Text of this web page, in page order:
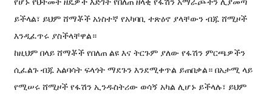
ይችላል፣ ይህም ሸማቾች አነስተኛ የአካባቢ ተጽዕኖ ያላቸውን ብጁ ሸሚዞች
እንዲፈጥሩ ያስችላቸዋል።
ከዚህም በላይ ሸማቾች የበለጠ ልዩ እና ትርጉም ያለው የፋሽን ምርጫዎችን
ሲፈልጉ ብጁ አልባሳት ፍላጎት ማደጉን እንደሚቀጥል ይጠበቃል። በአታሚ ላይ
የሚሠሩ ሸሚዞች የፋሽን ኢንዱስትሪው ወሳኝ አካል ሊሆኑ ይችላሉ፣ ይህም